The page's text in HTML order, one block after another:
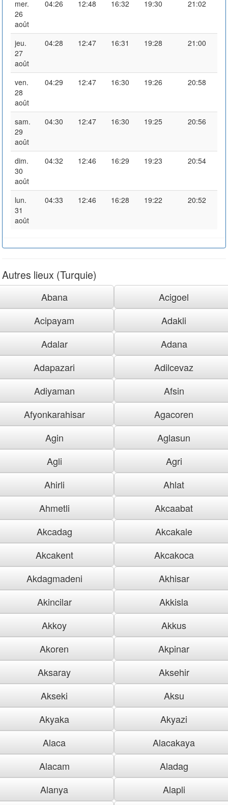
mer.
26
août
04:26 12:48 16:32 19:30 21:02
jeu.
27
août
04:28 12:47 16:31 19:28 21:00
ven.
28
août
04:29 12:47 16:30 19:26 20:58
sam.
29
août
04:30 12:47 16:30 19:25 20:56
dim.
30
août
04:32 12:46 16:29 19:23 20:54
lun.
31
août
04:33 12:46 16:28 19:22 20:52
Autres lieux (Turquie)
Abana
Acigoel
Acipayam
Adakli
Adalar
Adana
Adapazari
Adilcevaz
Adiyaman
Afsin
Afyonkarahisar
Agacoren
Agin
Aglasun
Agli
Agri
Ahirli
Ahlat
Ahmetli
Akcaabat
Akcadag
Akcakale
Akcakent
Akcakoca
Akdagmadeni
Akhisar
Akincilar
Akkisla
Akkoy
Akkus
Akoren
Akpinar
Aksaray
Aksehir
Akseki
Aksu
Akyaka
Akyazi
Alaca
Alacakaya
Alacam
Aladag
Alanya
Alapli